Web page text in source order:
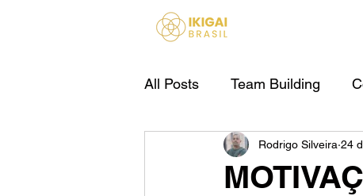
All Posts Team Building
IA Para EmpresasRodrigo Silveira 24